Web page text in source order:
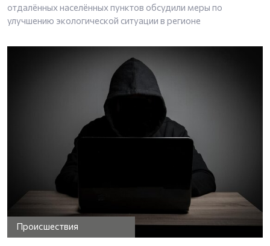
отдалённых населённых пунктов обсудили меры по
улучшению экологической ситуации в регионе
Происшествия